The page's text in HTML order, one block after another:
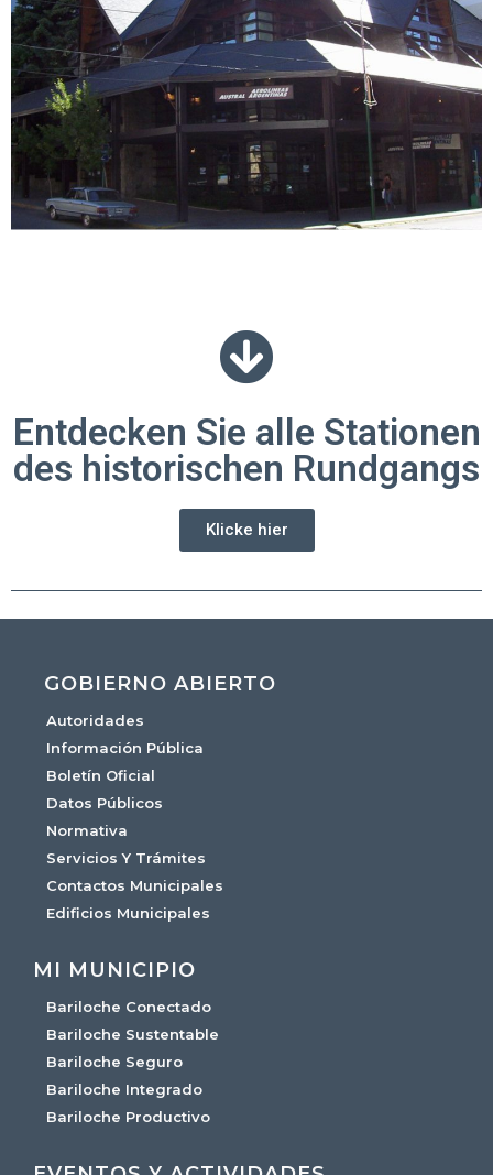
Entdecken Sie alle Stationen
des historischen Rundgangs
Klicke hier
GOBIERNO ABIERTO
Autoridades
Información Pública
Boletín Oficial
Datos Públicos
Normativa
Servicios Y Trámites
Contactos Municipales
Edificios Municipales
MI MUNICIPIO
Bariloche Conectado
Bariloche Sustentable
Bariloche Seguro
Bariloche Integrado
Bariloche Productivo